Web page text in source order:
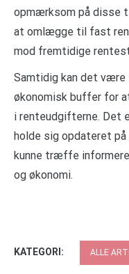
opmærksom på disse
at omlægge til fast
mod fremtidige
Samtidig kan det være
økonomisk buffer for
i renteudgifterne. Det
holde sig opdateret
kunne træffe
og økonomi.
KATEGORI: ALLE